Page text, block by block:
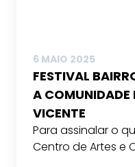
6 MAIO 2025
FESTIVAL
A COMUNIDADE
VICENTE
Para assinalar o
Centro de Artes e